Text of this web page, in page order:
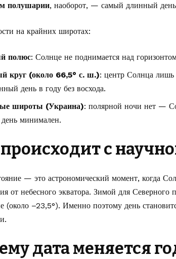
полушарии, наоборот, — самый длинный день
на крайних широтах:
полюс: Солнце не поднимается над
круг (около 66,5° с. ш.): центр Солнца лишь
день в году без восхода.
широты (Украина): полярной ночи нет —
день минимален.
с
— это астрономический момент, когда
от небесного экватора. Зимой для
(около –23,5°). Именно поэтому день
дата меняется